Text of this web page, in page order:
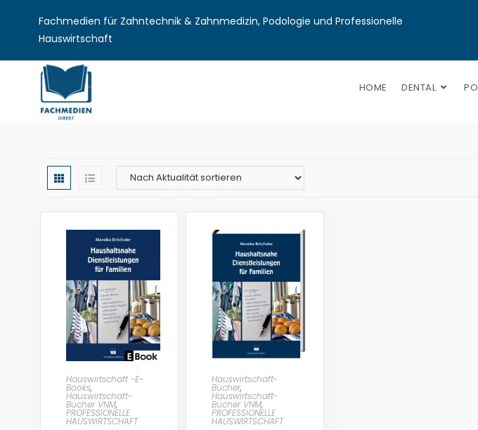
Fachmedien für Zahntechnik & Zahnmedizin, Podologie und Professionelle
Hauswirtschaft
HOME DENTAL
Hauswirtschaft -E-
Books,
Hauswirtschaft-
Bücher VNM,
PROFESSIONELLE
HAUSWIRTSCHAFT
Hauswirtschaft-
Bücher,
Hauswirtschaft-
Bücher VNM,
PROFESSIONELLE
HAUSWIRTSCHAFT